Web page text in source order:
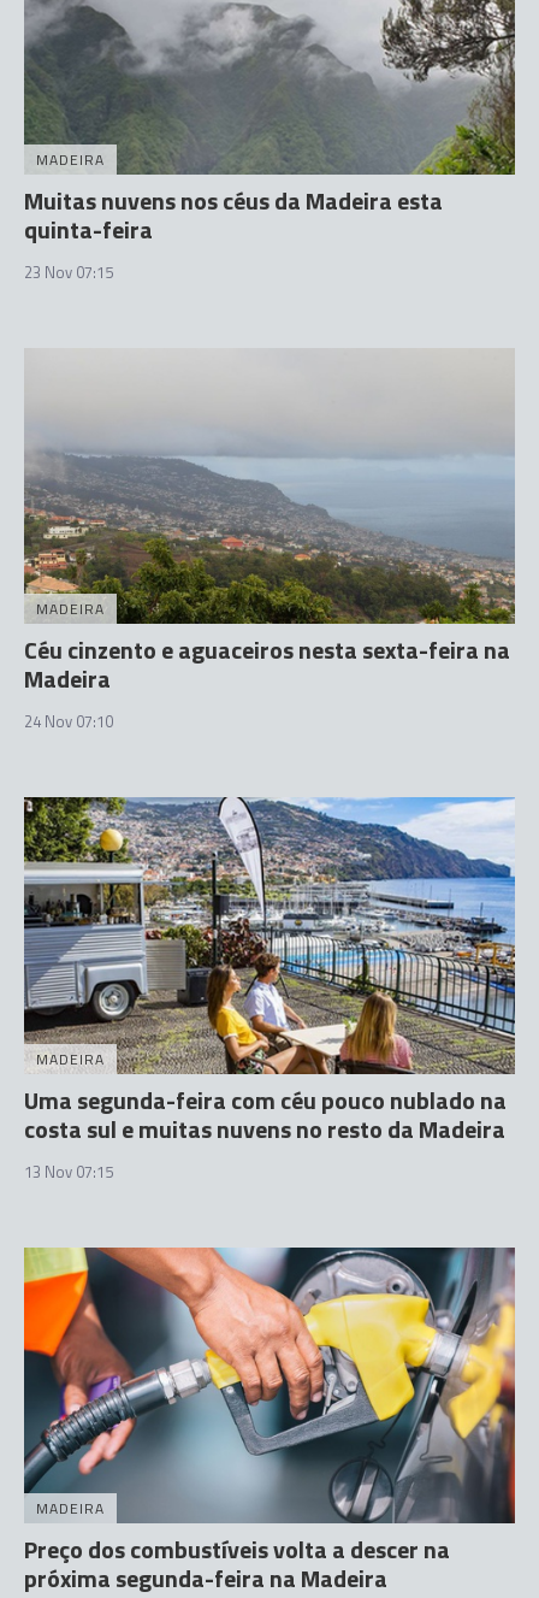
MADEIRA
Muitas nuvens nos céus da Madeira esta
quinta-feira
23 Nov 07:15
MADEIRA
Céu cinzento e aguaceiros nesta sexta-feira na
Madeira
24 Nov 07:10
MADEIRA
Uma segunda-feira com céu pouco nublado na
costa sul e muitas nuvens no resto da Madeira
13 Nov 07:15
MADEIRA
Preço dos combustíveis volta a descer na
próxima segunda-feira na Madeira